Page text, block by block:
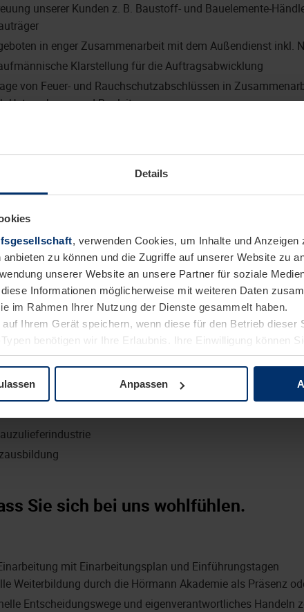
Details
, verwenden Cookies, um Inhalte und Anzeigen
zu können und die Zugriffe auf unserer Website zu
unserer Website an unsere Partner für soziale
Informationen möglicherweise mit weiteren Daten
im Rahmen Ihrer Nutzung der Dienste gesammelt haben.
Ihrem Gerät speichern, wenn diese für den Betrieb dieser
benötigen wir Ihre Erlaubnis. Ihre Einwilligung können
unserer Website ändern oder widerrufen.
Anpassen
unserer Kunden z. B. Baustoff- und Bauelemente-
in enger Zusammenarbeit mit dem Außendienst inkl.
Klarstellung für die Auftragsabwicklung
von Feuer- und Rauchschutzabschlüssen in
Unternehmen und Bauleitern
bei Reklamationen und Abrechnung der Aufträge
erarbeiten Sie technische Sonderlösungen
gemeinsamen Erfolg bei.
(z. B. Industriekaufmann/-frau, Groß- und
z. B. im Metallbau
Vertriebsinnendienst
und Kommunikationsstärke
Auftreten sowie kundenorientiertes Denken und
Sie sich bei uns wohlfühlen.
mit Einarbeitungsplan und Einführungstagen
Weiterbildung durch die Hörmann Akademie als Präsenz
Entscheidungswege und eigenverantwortliches Handeln